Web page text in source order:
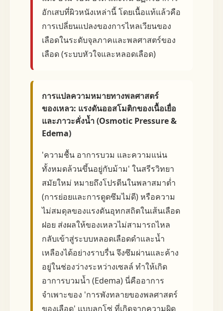
อักเสบที่ผิวหนังเหล่านี้ โดยเนื้อแท้แล้วคือ
การเปลี่ยนแปลงของการไหลเวียนของ
เลือดในระดับจุลภาคและพลศาสตร์ของ
เลือด (ระบบหัวใจและหลอดเลือด)
การแปลความหมายทางพลศาสตร์
ของเหลว: แรงดันออสโมติกของเนื้อเยื่อ
และภาวะคั่งน้ำ (Osmotic Pressure &
Edema)
'ความชื้น อาการบวม และความแน่น
ทั้งหมดล้วนขึ้นอยู่กับม้าม' ในสรีรวิทยา
สมัยใหม่ หมายถึงโปรตีนในพลาสมาต่ำ
(การย่อยและการดูดซึมไม่ดี) หรือความ
ไม่สมดุลของแรงดันอุทกสถิตในเส้นเลือด
ฝอย ส่งผลให้ของเหลวไม่สามารถไหล
กลับเข้าสู่ระบบหลอดเลือดดำและน้ำ
เหลืองได้อย่างราบรื่น จึงซึมผ่านและค้าง
อยู่ในช่องว่างระหว่างเซลล์ ทำให้เกิด
อาการบวมน้ำ (Edema) นี่คืออาการ
จำเพาะของ 'การพังทลายของพลศาสตร์
ของเลือด' แบบลูกโซ่ ที่เกิดจากความผิด